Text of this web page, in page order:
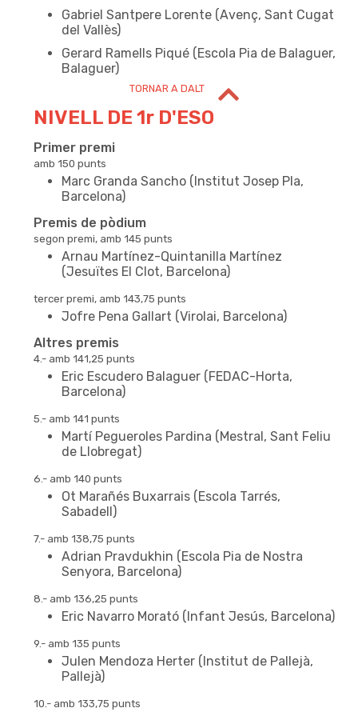
Gabriel Santpere Lorente (Avenç, Sant Cugat
del Vallès)
Gerard Ramells Piqué (Escola Pia de Balaguer,
Balaguer)
TORNAR A DALT
NIVELL DE 1r D'ESO
Primer premi
amb 150 punts
Marc Granda Sancho (Institut Josep Pla,
Barcelona)
Premis de pòdium
segon premi, amb 145 punts
Arnau Martínez-Quintanilla Martínez
(Jesuïtes El Clot, Barcelona)
tercer premi, amb 143,75 punts
Jofre Pena Gallart (Virolai, Barcelona)
Altres premis
4.- amb 141,25 punts
Eric Escudero Balaguer (FEDAC-Horta,
Barcelona)
5.- amb 141 punts
Martí Pegueroles Pardina (Mestral, Sant Feliu
de Llobregat)
6.- amb 140 punts
Ot Marañés Buxarrais (Escola Tarrés,
Sabadell)
7.- amb 138,75 punts
Adrian Pravdukhin (Escola Pia de Nostra
Senyora, Barcelona)
8.- amb 136,25 punts
Eric Navarro Morató (Infant Jesús, Barcelona)
9.- amb 135 punts
Julen Mendoza Herter (Institut de Pallejà,
Pallejà)
10.- amb 133,75 punts